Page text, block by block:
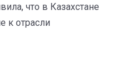
что в Казахстане
к отрасли